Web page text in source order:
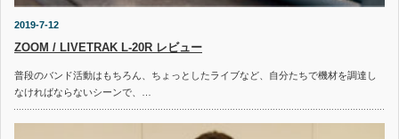
2019-7-12
ZOOM / LIVETRAK L-20R レビュー
普段のバンド活動はもちろん、ちょっとしたライブなど、自分たちで機材を調達し
なければならないシーンで、…